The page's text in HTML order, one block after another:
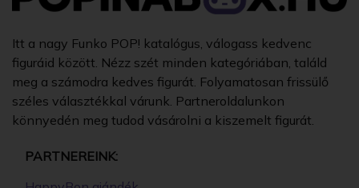
Itt a nagy Funko POP! katalógus, válogass kedvenc
figuráid között. Nézz szét minden kategóriában, találd
meg a számodra kedves figurát. Folyamatosan frissülő
széles választékkal várunk. Partneroldalunkon
könnyedén meg tudod vásárolni a kiszemelt figurát.
PARTNEREINK: